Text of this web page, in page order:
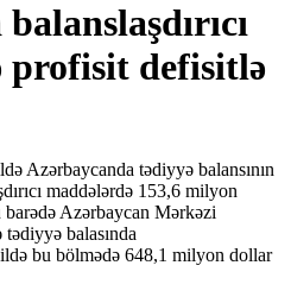
profisit defisitlə
Azərbaycanda tədiyyə balansının
maddələrdə 153,6 milyon
Azərbaycan Mərkəzi
tədiyyə balasında
bu bölmədə 648,1 milyon dollar